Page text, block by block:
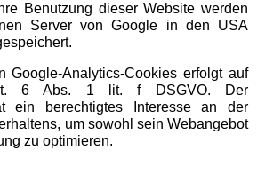
Benutzung dieser Website werden
Server von Google in den USA
Google-Analytics-Cookies erfolgt auf
6 Abs. 1 lit. f DSGVO. Der
ein berechtigtes Interesse an der
um sowohl sein Webangebot
zu optimieren.